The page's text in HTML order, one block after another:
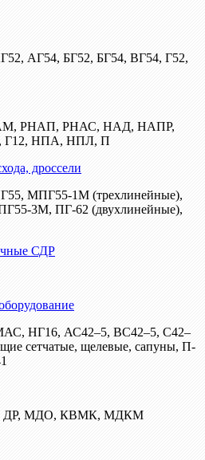
АГ54, БГ52, БГ54, ВГ54, Г52,
РНАП, РНАС, НАД, НАПР,
НПА, НПЛ, П
дроссели
МПГ55-1М (трехлинейные),
3М, ПГ-62 (двухлинейные),
СДР
НГ16, АС42–5, ВС42–5, С42–
сетчатые, щелевые, сапуны, П-
ДР, МДО, КВМК, МДКМ